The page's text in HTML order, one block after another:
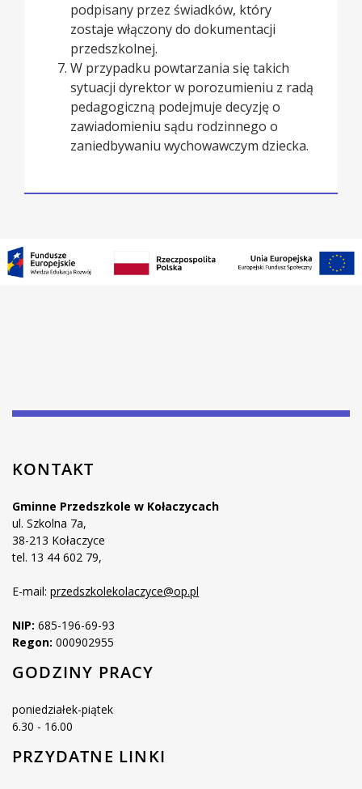
podpisany przez świadków, który
zostaje włączony do dokumentacji
przedszkolnej.
W przypadku powtarzania się takich
sytuacji dyrektor w porozumieniu z radą
pedagogiczną podejmuje decyzję o
zawiadomieniu sądu rodzinnego o
zaniedbywaniu wychowawczym dziecka.
KONTAKT
Gminne Przedszkole w Kołaczycach
ul. Szkolna 7a,
38-213 Kołaczyce
tel. 13 44 602 79,
E-mail: przedszkolekolaczyce@op.pl
NIP: 685-196-69-93
Regon: 000902955
GODZINY PRACY
poniedziałek-piątek
6.30 - 16.00
PRZYDATNE LINKI